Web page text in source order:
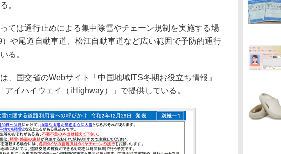
。
ては通行止めによる集中除雪やチェーン規制を実施する場
や尾道自動車道、松江自動車道など広い範囲で予防的通行
る。
、国交省のWebサイト「中国地域ITS冬期お役立ち情報」
アイハイウェイ（iHighway）」で提供している。